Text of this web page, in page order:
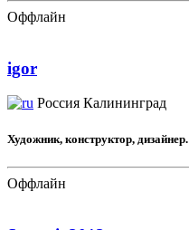
Оффлайн
igor
Россия Калининград
Художник, конструктор, дизайнер.
Оффлайн